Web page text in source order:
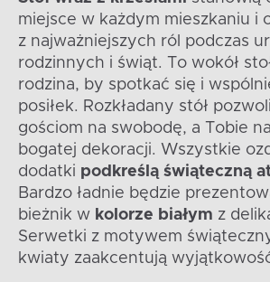
miejsce w każdym mieszkaniu i
z najważniejszych ról podczas
rodzinnych i świąt. To wokół
rodzina, by spotkać się i
posiłek. Rozkładany stół
gościom na swobodę, a Tobie
bogatej dekoracji. Wszystkie
dodatki podkreślą świąteczną
Bardzo ładnie będzie
bieżnik w kolorze białym z
Serwetki z motywem
kwiaty zaakcentują